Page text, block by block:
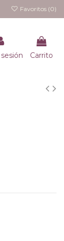
Favoritos (0)
Carrito